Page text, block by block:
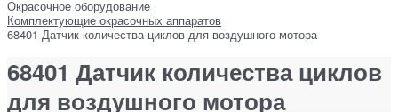
Окрасочное оборудование
Комплектующие окрасочных аппаратов
68401 Датчик количества циклов для воздушного мотора
68401 Датчик количества циклов
для воздушного мотора